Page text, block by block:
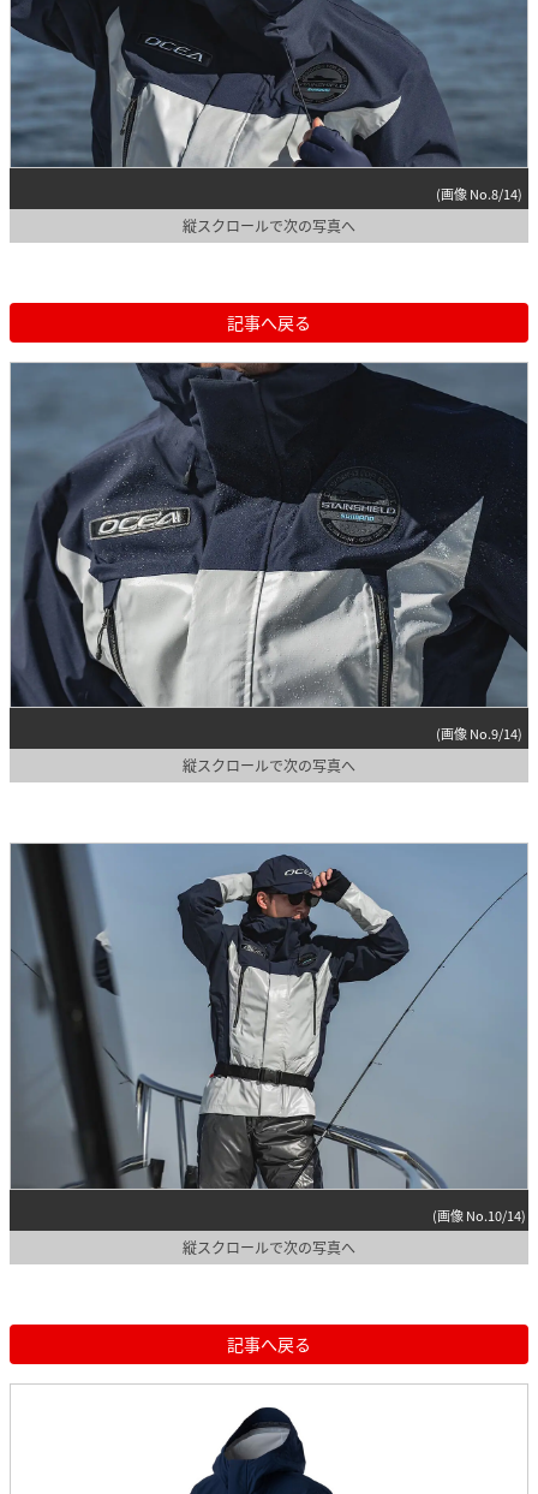
(画像 No.8/14)
縦スクロールで次の写真へ
記事へ戻る
(画像 No.9/14)
縦スクロールで次の写真へ
(画像 No.10/14)
縦スクロールで次の写真へ
記事へ戻る